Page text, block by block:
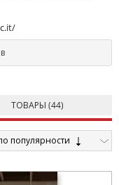
и жилого
И СИЛА!
ТОВАРЫ (44)
популярности